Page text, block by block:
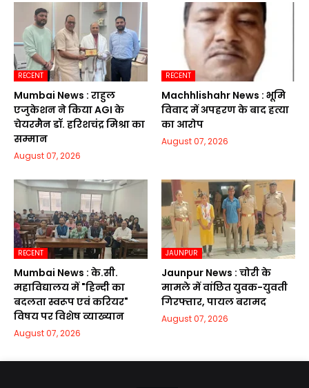
RECENT
Mumbai News : राहुल
एजुकेशन ने किया AGI के
चेयरमैन डॉ. हरिशचंद्र मिश्रा का
सम्मान
August 07, 2026
RECENT
Machhlishahr News : भूमि
विवाद में अपहरण के बाद हत्या
का आरोप
August 07, 2026
RECENT
Mumbai News : के.सी.
महाविद्यालय में "हिन्दी का
बदलता स्वरूप एवं करियर"
विषय पर विशेष व्याख्यान
August 07, 2026
JAUNPUR
Jaunpur News : चोरी के
मामले में वांछित युवक-युवती
गिरफ्तार, पायल बरामद
August 07, 2026